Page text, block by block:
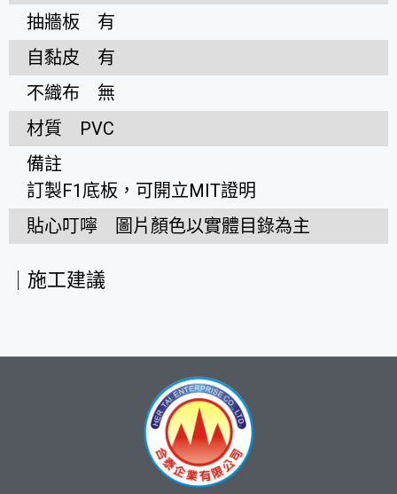
抽牆板
有
自黏皮
有
不織布
無
材質
PVC
備註
訂製F1底板，可開立MIT證明
貼心叮嚀
圖片顏色以實體目錄為主
施工建議